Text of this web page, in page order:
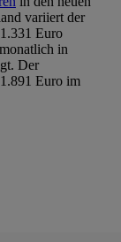
variiert der
Euro
in
Der
Euro im